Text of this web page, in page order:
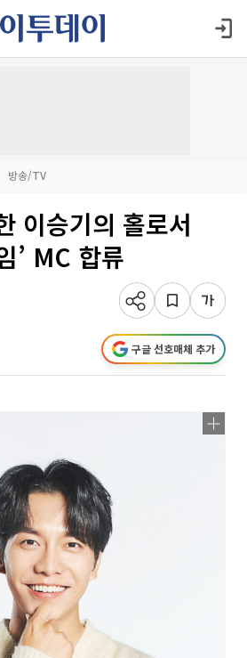
방송/TV
이승기의 홀로서
’ MC 합류
구글 선호매체 추가